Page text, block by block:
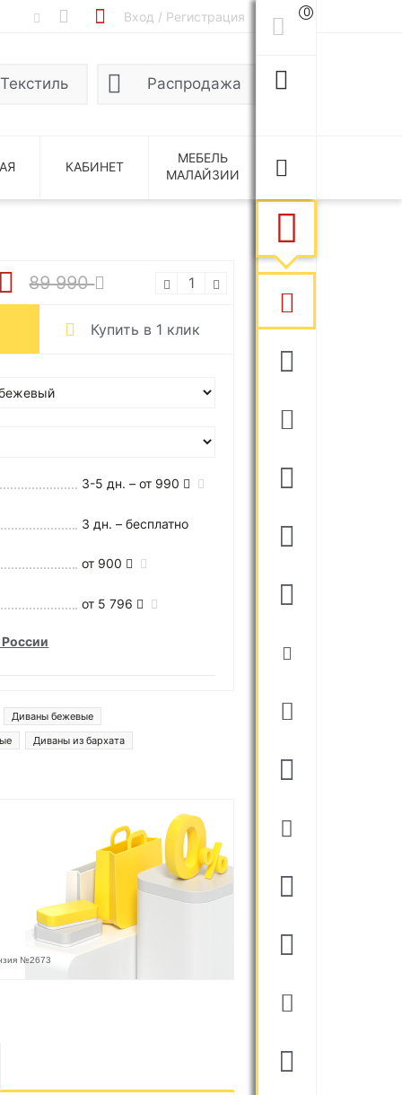
Вход / Регистрация 0
Текстиль Распродажа
КАБИНЕТ
МЕБЕЛЬ
МАЛАЙЗИИ
89 990
Купить в 1 клик
3-5 дн. – от 990
3 дн. – бесплатно
от 900
от 5 796
Диваны бежевые
Диваны из бархата
№2673